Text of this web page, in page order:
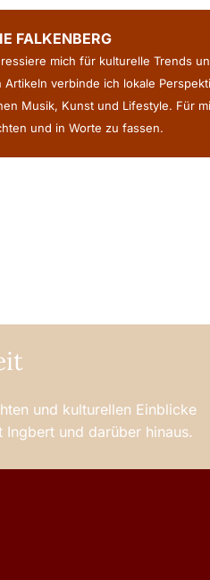
FALKENBERG
mich für kulturelle Trends
Artikeln verbinde ich lokale
Musik, Kunst und Lifestyle. Für
und in Worte zu fassen.
und kulturellen Einblicke
und darüber hinaus.